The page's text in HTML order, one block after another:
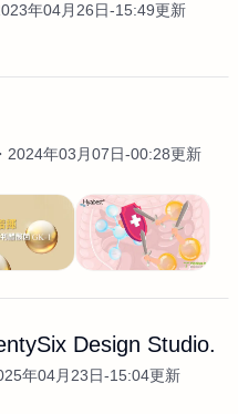
年04月26日-15:49更新
2024年03月07日-00:28更新
Design Studio.
年04月23日-15:04更新